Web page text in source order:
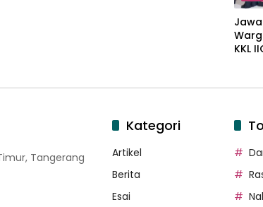
KKL
Tangerang
Kategori
Artikel
Berita
Esai